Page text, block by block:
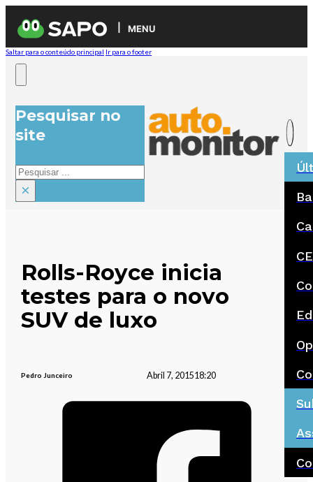
MENU
Saltar para o conteúdo principal Ir para o footer
Pesquisar no
site
Pesquisar
×
Rolls-Royce inicia
testes para o novo
SUV de luxo
Pedro Junceiro Abril 7, 201518:20